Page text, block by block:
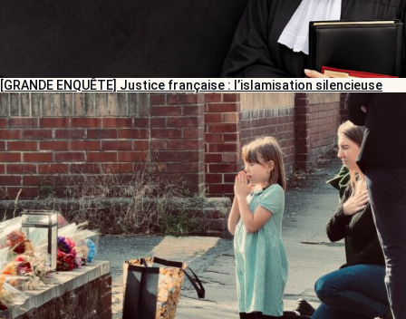
[GRANDE ENQUÊTE] Justice française : l’islamisation silencieuse